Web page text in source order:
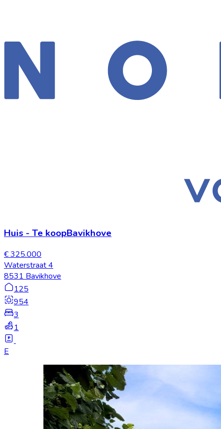
Huis - Te koopBavikhove
€ 325.000
Waterstraat 4
8531 Bavikhove
125
954
3
1
E